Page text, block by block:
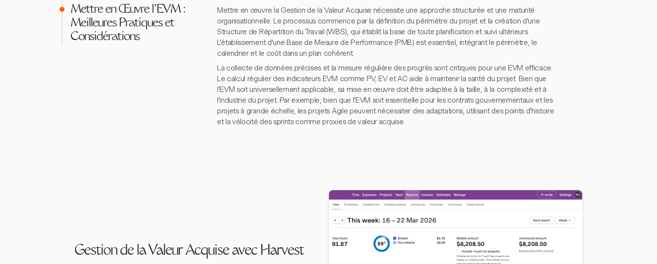
Mettre en Œuvre l'EVM :
Meilleures Pratiques et
Considérations
Mettre en œuvre la Gestion de la Valeur Acquise nécessite une approche structurée et une maturité
organisationnelle. Le processus commence par la définition du périmètre du projet et la création d'une
Structure de Répartition du Travail (WBS), qui établit la base de toute planification et suivi ultérieurs.
L'établissement d'une Base de Mesure de Performance (PMB) est essentiel, intégrant le périmètre, le
calendrier et le coût dans un plan cohérent.
La collecte de données précises et la mesure régulière des progrès sont critiques pour une EVM efficace.
Le calcul régulier des indicateurs EVM comme PV, EV et AC aide à maintenir la santé du projet. Bien que
l'EVM soit universellement applicable, sa mise en œuvre doit être adaptée à la taille, à la complexité et à
l'industrie du projet. Par exemple, bien que l'EVM soit essentielle pour les contrats gouvernementaux et les
projets à grande échelle, les projets Agile peuvent nécessiter des adaptations, utilisant des points d'histoire
et la vélocité des sprints comme proxies de valeur acquise.
Gestion de la Valeur Acquise avec Harvest